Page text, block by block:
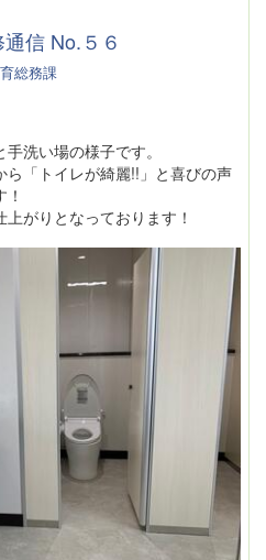
信 No.５６
総務課
洗い場の様子です。
ら「トイレが綺麗!!」と喜びの声
がりとなっております！